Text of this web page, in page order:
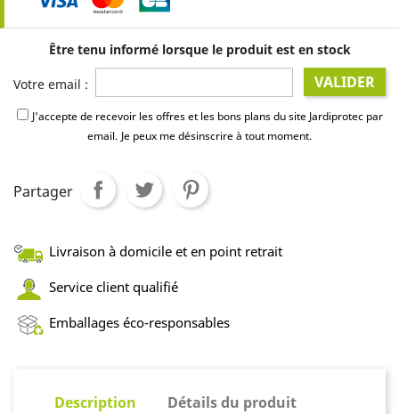
Être tenu informé lorsque le produit est en stock
Votre email : VALIDER
J'accepte de recevoir les offres et les bons plans du site Jardiprotec par
email. Je peux me désinscrire à tout moment.
Partager
Livraison à domicile et en point retrait
Service client qualifié
Emballages éco-responsables
Description Détails du produit